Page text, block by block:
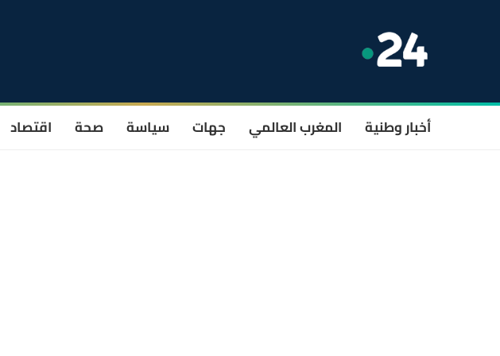
أخبار وطنية المغرب العالمي جهات سياسة صحة اقتصاد